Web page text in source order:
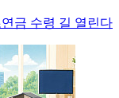
금 수령 길 열린다